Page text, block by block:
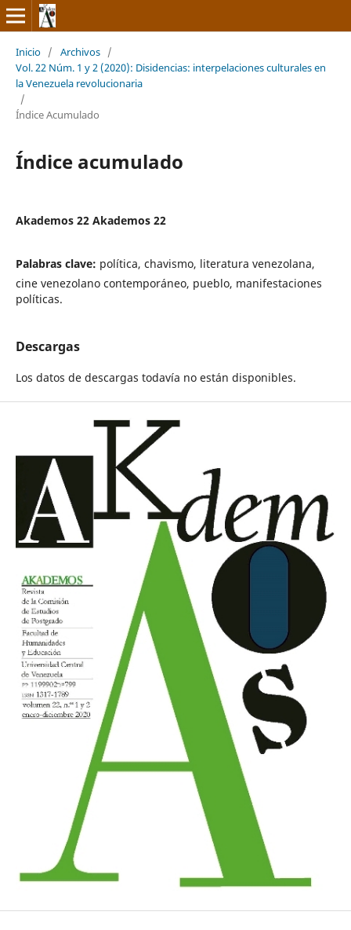
Inicio / Archivos /
Vol. 22 Núm. 1 y 2 (2020): Disidencias: interpelaciones culturales en
la Venezuela revolucionaria
/
Índice Acumulado
Índice acumulado
Akademos 22 Akademos 22
Palabras clave: política, chavismo, literatura venezolana,
cine venezolano contemporáneo, pueblo, manifestaciones
políticas.
Descargas
Los datos de descargas todavía no están disponibles.